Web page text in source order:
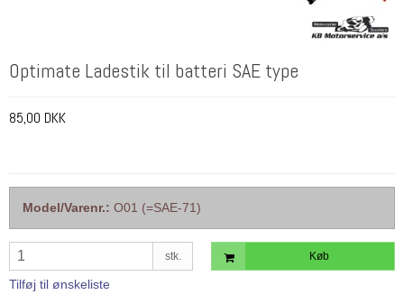
Optimate Ladestik til batteri SAE type
85,00 DKK
Model/Varenr.: O01 (=SAE-71)
stk. Køb
Tilføj til ønskeliste